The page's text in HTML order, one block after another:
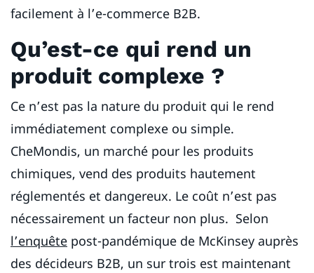
facilement à l’e-commerce B2B.
Qu’est-ce qui rend un
produit complexe ?
Ce n’est pas la nature du produit qui le rend
immédiatement complexe ou simple.
CheMondis, un marché pour les produits
chimiques, vend des produits hautement
réglementés et dangereux. Le coût n’est pas
nécessairement un facteur non plus. Selon
l’enquête post-pandémique de McKinsey auprès
des décideurs B2B, un sur trois est maintenant